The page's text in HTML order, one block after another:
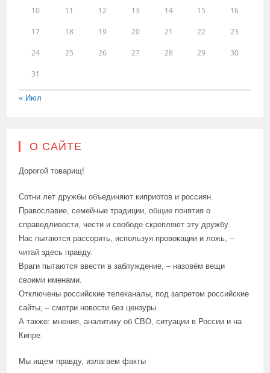
10 11 12 13 14 15 16
17 18 19 20 21 22 23
24 25 26 27 28 29 30
31
« Июл
О САЙТЕ
Дорогой товарищ!
Сотни лет дружбы объединяют киприотов и россиян.
Православие, семейные традиции, общие понятия о
справедливости, чести и свободе скрепляют эту дружбу.
Нас пытаются рассорить, используя провокации и ложь, –
читай здесь правду.
Враги пытаются ввести в заблуждение, – назовём вещи
своими именами.
Отключены российские телеканалы, под запретом российские
сайты, – смотри новости без цензуры.
А также: мнения, аналитику об СВО, ситуации в России и на
Кипре.
Мы ищем правду, излагаем факты